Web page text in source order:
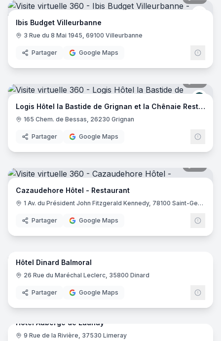
Ibis
Ibis Budget Villeurbanne
3 Rue du 8 Mai 1945, 69100 Villeurbanne
Partager Google Maps
Logis Hôtel la Bastide de Grignan et la Chênaie Restaurant
165 Chem. de Bessas, 26230 Grignan
Partager Google Maps
Cazaudehore Hôtel - Restaurant
1 Av. du Président John Fitzgerald Kennedy, 78100 Saint-Germain-en-Laye
Partager Google Maps
17
Hôtel Dinard Balmoral
26 Rue du Maréchal Leclerc, 35800 Dinard
Partager Google Maps
29
Hotel Auberge de Launay
9 Rue de la Rivière, 37530 Limeray